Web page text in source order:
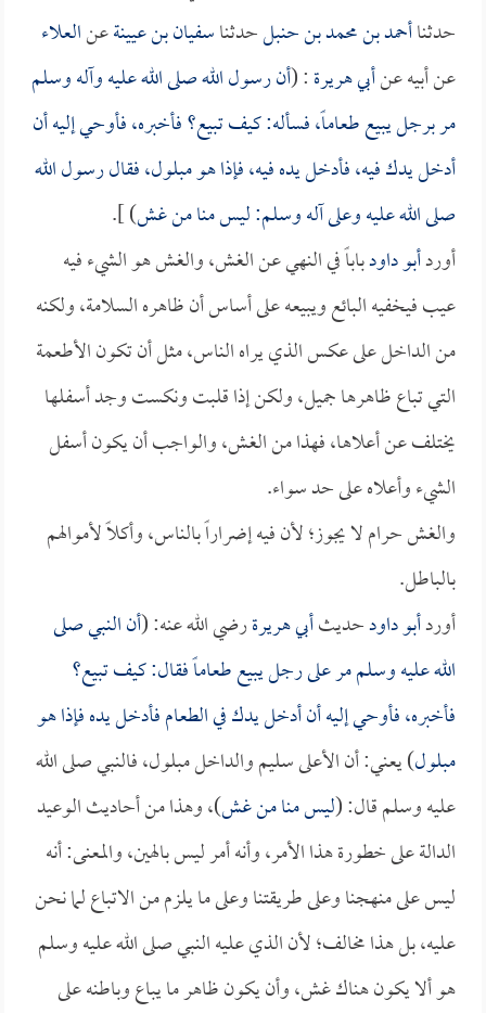
حدثناأحمد بن محمد بن حنبلحدثناسفيان بن عيينةعنالعلاء
عن أبيه عنأبي هريرة: (أن رسول الله صلى الله عليه وآله وسلم
مر برجل يبيع طعاماً، فسأله: كيف تبيع؟ فأخبره، فأوحي إليه أن
أدخل يدك فيه، فأدخل يده فيه، فإذا هو مبلول، فقال رسول الله
صلى الله عليه وعلى آله وسلم: ليس منا من غش) ].
أوردأبو داودباباً في النهي عن الغش، والغش هو الشيء فيه
عيب فيخفيه البائع ويبيعه على أساس أن ظاهره السلامة، ولكنه
من الداخل على عكس الذي يراه الناس، مثل أن تكون الأطعمة
التي تباع ظاهرها جميل، ولكن إذا قلبت ونكست وجد أسفلها
يختلف عن أعلاها، فهذا من الغش، والواجب أن يكون أسفل
الشيء وأعلاه على حد سواء.
والغش حرام لا يجوز؛ لأن فيه إضراراً بالناس، وأكلاً لأموالهم
بالباطل.
أوردأبو داودحديثأبي هريرةرضي الله عنه: (أن النبي صلى
الله عليه وسلم مر على رجل يبيع طعاماً فقال: كيف تبيع؟
فأخبره، فأوحي إليه أن أدخل يدك في الطعام فأدخل يده فإذا هو
مبلول) يعني: أن الأعلى سليم والداخل مبلول، فالنبي صلى الله
عليه وسلم قال: (ليس منا من غش)، وهذا من أحاديث الوعيد
الدالة على خطورة هذا الأمر، وأنه أمر ليس بالهين، والمعنى: أنه
ليس على منهجنا وعلى طريقتنا وعلى ما يلزم من الاتباع لما نحن
عليه، بل هذا مخالف؛ لأن الذي عليه النبي صلى الله عليه وسلم
هو ألا يكون هناك غش، وأن يكون ظاهر ما يباع وباطنه على